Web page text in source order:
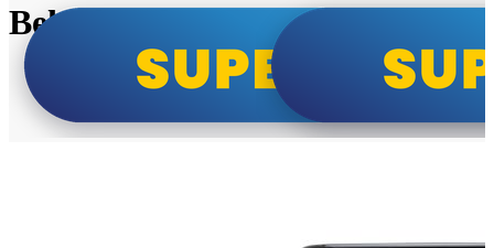
Beko i Tesla super cene